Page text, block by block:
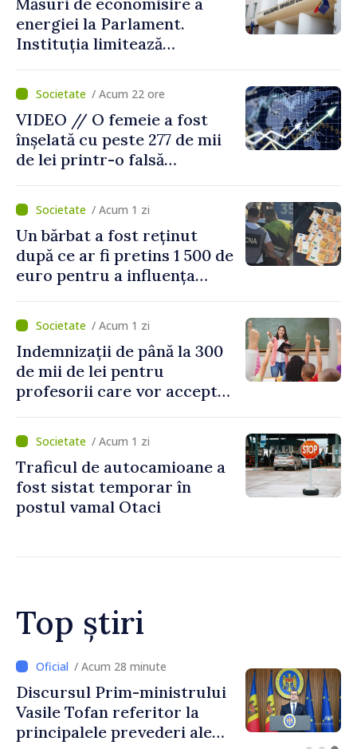
energiei la Parlament.
Instituția limitează
apă caldă
/ Acum 22 ore
VIDEO // O femeie a fost
înșelată cu peste 277 de mii
de lei printr-o falsă
/ Acum 1 zi
Un bărbat a fost reținut
după ce ar fi pretins 1 500 de
euro pentru a influența
/ Acum 1 zi
Indemnizații de până la 300
de mii de lei pentru
profesorii care vor accepta
școli, după reorganizarea
instituțiilor/ Acum 1 zi
Traficul de autocamioane a
fost sistat temporar în
postul vamal Otaci
Top știri
/ Acum 6 minute
The Washington Post: Mai
multe state europene refuză
să transfere rachete Patriot